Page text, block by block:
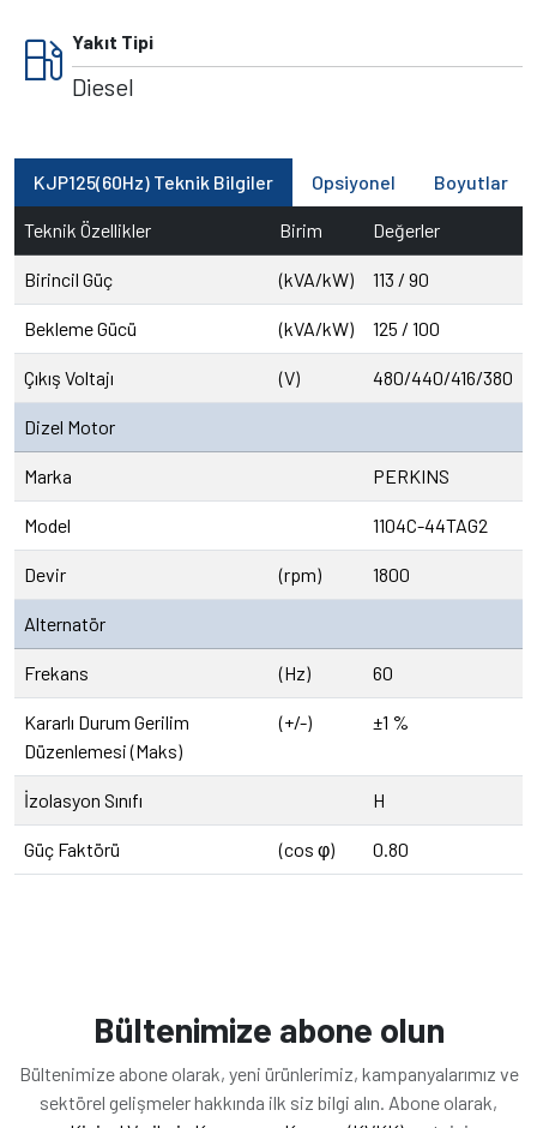
local_gas_station Yakıt Tipi
Diesel
KJP125(60Hz) Teknik Bilgiler Opsiyonel Boyutlar
Teknik Özellikler Birim Değerler
Birincil Güç (kVA/kW) 113 / 90
Bekleme Gücü (kVA/kW) 125 / 100
Çıkış Voltajı (V) 480/440/416/380
Dizel Motor
Marka PERKINS
Model 1104C-44TAG2
Devir (rpm) 1800
Alternatör
Frekans (Hz) 60
Kararlı Durum Gerilim
Düzenlemesi (Maks)
(+/-) ±1 %
İzolasyon Sınıfı H
Güç Faktörü (cos φ) 0.80
Bültenimize abone olun
Bültenimize abone olarak, yeni ürünlerimiz, kampanyalarımız ve
sektörel gelişmeler hakkında ilk siz bilgi alın. Abone olarak,